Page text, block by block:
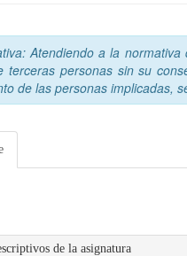
Atendiendo a la
terceras personas sin su
de las personas implicadas,
de la asignatura